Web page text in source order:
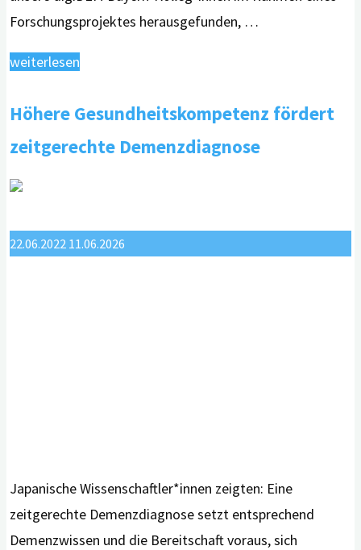
Forschungsprojektes herausgefunden, …
weiterlesen
mit
digiDEM
Höhere Gesundheitskompetenz fördert
zeitgerechte Demenzdiagnose
22.06.2022 11.06.2026
Japanische Wissenschaftler*innen zeigten: Eine
zeitgerechte Demenzdiagnose setzt entsprechend
Demenzwissen und die Bereitschaft voraus, sich